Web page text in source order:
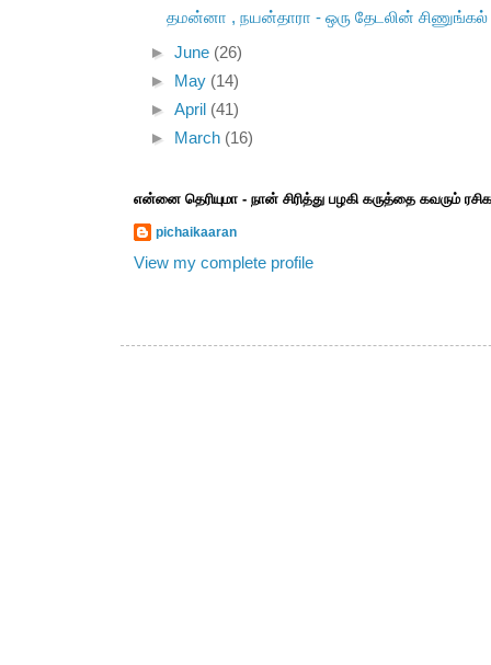
தமன்னா , நயன்தாரா - ஒரு தேடலின் சிணுங்கல்
►June (26)
►
May (14)
►April (41)
►
March (16)
என்னை தெரியுமா - நான் சிரித்து பழகி கருத்தை கவரும்
pichaikaaran
View my complete profile